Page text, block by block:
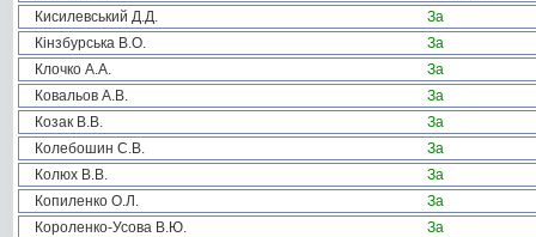
Кисилевський Д.Д.
За
Кінзбурська В.О.
За
Клочко А.А.
За
Ковальов А.В.
За
Козак В.В.
За
Колебошин С.В.
За
Колюх В.В.
За
Копиленко О.Л.
За
Короленко-Усова В.Ю.
За